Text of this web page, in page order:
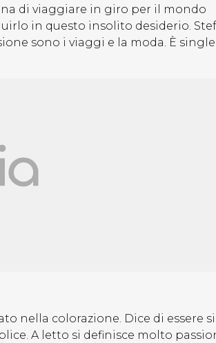
di viaggiare in giro per il mondo
in questo insolito desiderio.
sono i viaggi e la moda. È single
nella colorazione. Dice di essere
A letto si definisce molto